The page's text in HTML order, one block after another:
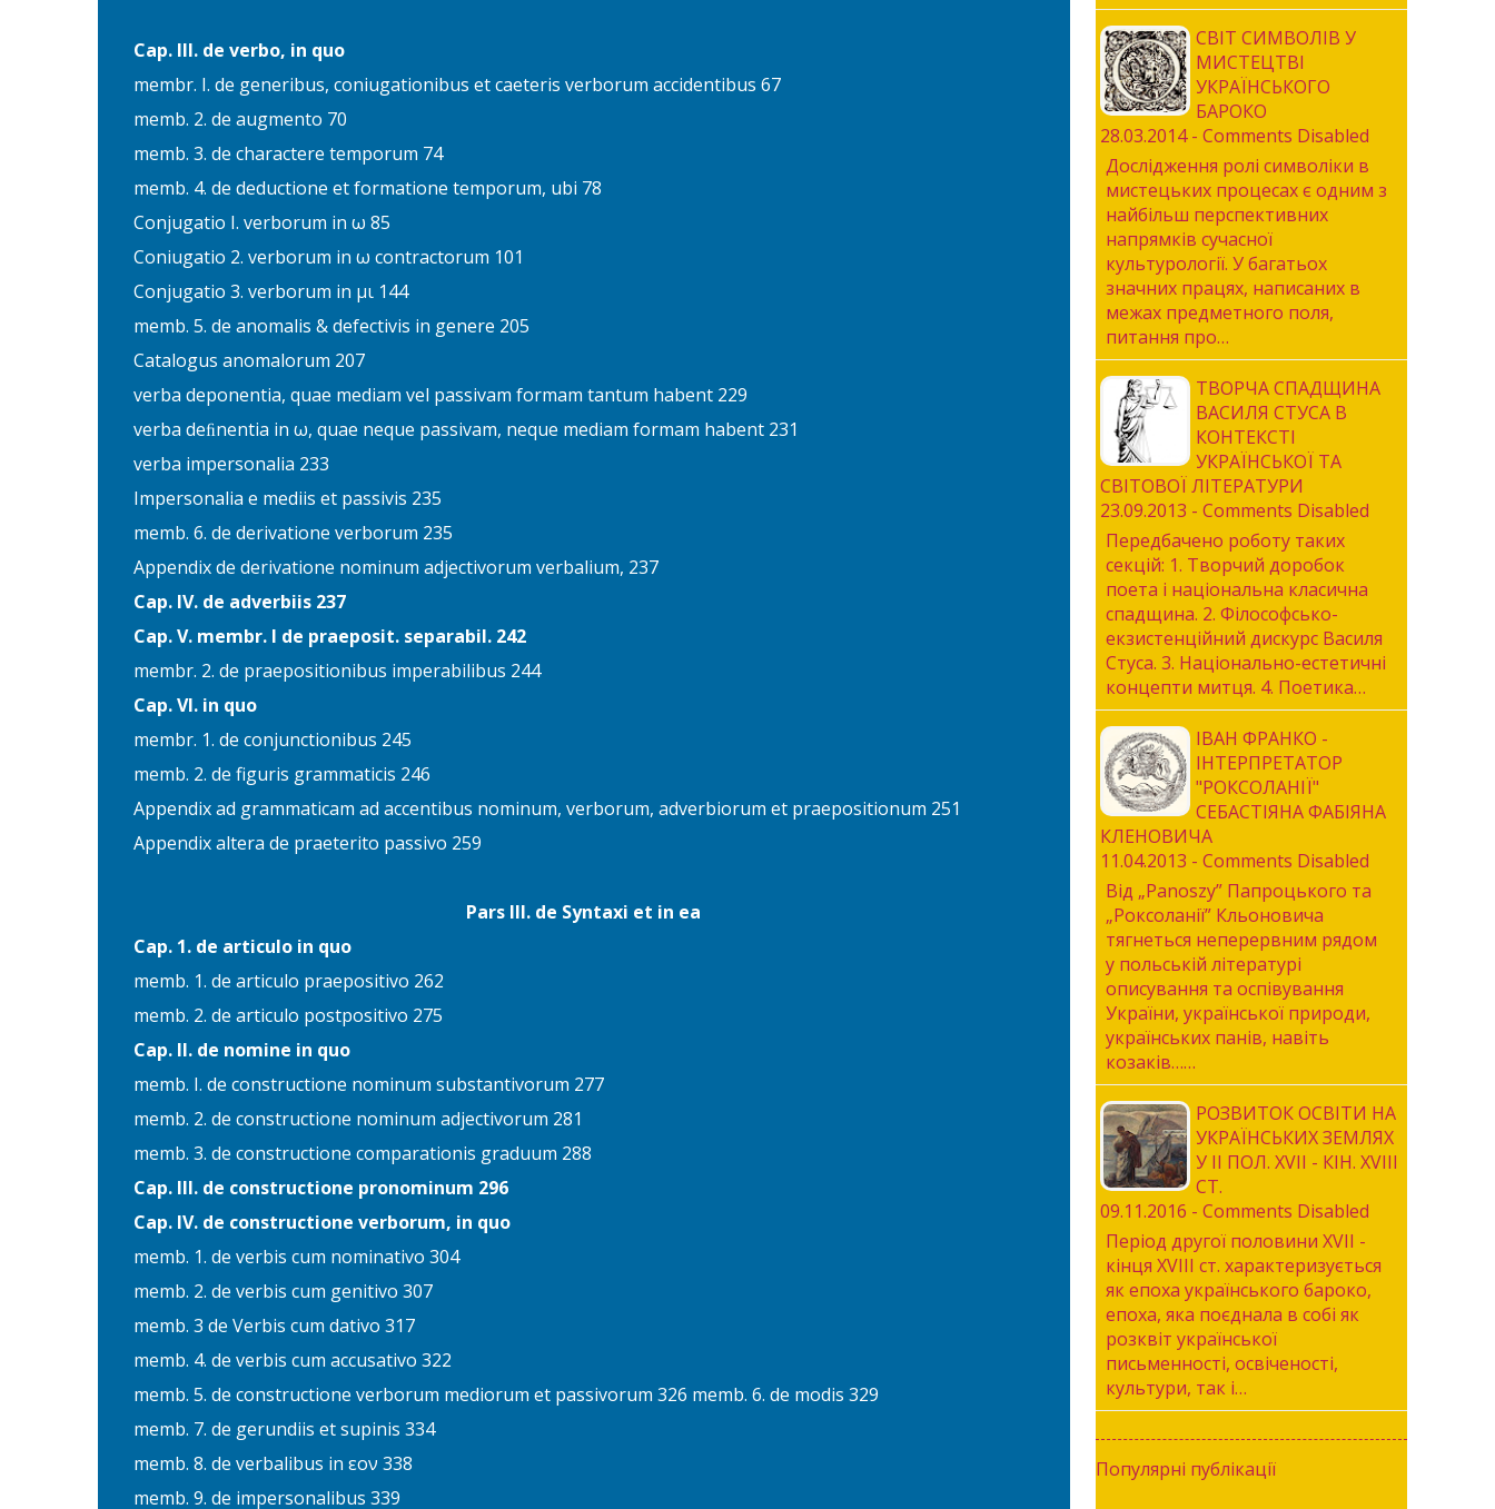
Cap. III. de verbo, in quo
membr. I. de generibus, coniugationibus et caeteris verborum accidentibus 67
memb. 2. de augmento 70
memb. 3. de charactere temporum 74
memb. 4. de deductione et formatione temporum, ubi 78
Conjugatio I. verborum in ω 85
Coniugatio 2. verborum in ω contractorum 101
Conjugatio 3. verborum in μι 144
memb. 5. de anomalis & defectivis in genere 205
Catalogus anomalorum 207
verba deponentia, quae mediam vel passivam formam tantum habent 229
verba deﬁnentia in ω, quae neque passivam, neque mediam formam habent 231
verba impersonalia 233
Impersonalia e mediis et passivis 235
memb. 6. de derivatione verborum 235
Appendix de derivatione nominum adjectivorum verbalium, 237
Cap. IV. de adverbiis 237
Cap. V. membr. I de praeposit. separabil. 242
membr. 2. de praepositionibus imperabilibus 244
Cap. VI. in quo
membr. 1. de conjunctionibus 245
memb. 2. de figuris grammaticis 246
Appendix ad grammaticam ad accentibus nominum, verborum, adverbiorum et praepositionum 251
Appendix altera de praeterito passivo 259
Pars III. de Syntaxi et in ea
Cap. 1. de articulo in quo
memb. 1. de articulo praepositivo 262
memb. 2. de articulo postpositivo 275
Cap. II. de nomine in quo
memb. I. de constructione nominum substantivorum 277
memb. 2. de constructione nominum adjectivorum 281
memb. 3. de constructione comparationis graduum 288
Cap. III. de constructione pronominum 296
Cap. IV. de constructione verborum, in quo
memb. 1. de verbis cum nominativo 304
memb. 2. de verbis cum genitivo 307
memb. 3 de Verbis cum dativo 317
memb. 4. de verbis cum accusativo 322
memb. 5. de constructione verborum mediorum et passivorum 326 memb. 6. de modis 329
memb. 7. de gerundiis et supinis 334
memb. 8. de verbalibus in εον 338
memb. 9. de impersonalibus 339
СВІТ СИМВОЛІВ У
МИСТЕЦТВІ
УКРАЇНСЬКОГО
БАРОКО
28.03.2014 - Comments Disabled
Дослідження ролі символіки в
мистецьких процесах є одним з
найбільш перспективних
напрямків сучасної
культурології. У багатьох
значних працях, написаних в
межах предметного поля,
питання про…
ТВОРЧА СПАДЩИНА
ВАСИЛЯ СТУСА В
КОНТЕКСТІ
УКРАЇНСЬКОЇ ТА
СВІТОВОЇ ЛІТЕРАТУРИ
23.09.2013 - Comments Disabled
Передбачено роботу таких
секцій: 1. Творчий доробок
поета і національна класична
спадщина. 2. Філософсько-
екзистенційний дискурс Василя
Стуса. 3. Національно-естетичні
концепти митця. 4. Поетика…
ІВАН ФРАНКО -
ІНТЕРПРЕТАТОР
"РОКСОЛАНІЇ"
СЕБАСТІЯНА ФАБІЯНА
КЛЕНОВИЧА
11.04.2013 - Comments Disabled
Від „Panoszy” Папроцького та
„Роксоланії” Кльоновича
тягнеться неперервним рядом
у польській літературі
описування та оспівування
України, української природи,
українських панів, навіть
козаків……
РОЗВИТОК ОСВІТИ НА
УКРАЇНСЬКИХ ЗЕМЛЯХ
У II ПОЛ. XVII - КІН. XVIII
СТ.
09.11.2016 - Comments Disabled
Період другої половини XVII -
кінця XVIII ст. характеризується
як епоха українського бароко,
епоха, яка поєднала в собі як
розквіт української
письменності, освіченості,
культури, так і…
Популярні публікації